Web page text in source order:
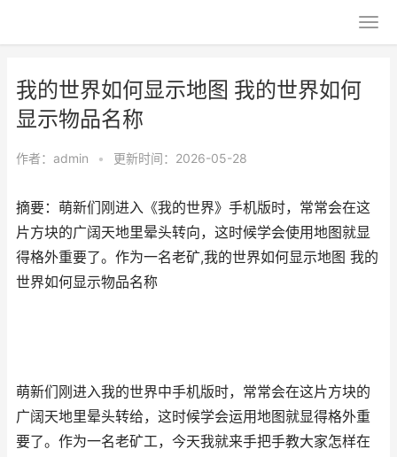
我的世界如何显示地图 我的世界如何
显示物品名称
作者： admin • 更新时间：2026-05-28
摘要：萌新们刚进入《我的世界》手机版时，常常会在这
片方块的广阔天地里晕头转向，这时候学会使用地图就显
得格外重要了。作为一名老矿,我的世界如何显示地图 我的
世界如何显示物品名称
萌新们刚进入我的世界中手机版时，常常会在这片方块的
广阔天地里晕头转给，这时候学会运用地图就显得格外重
要了。作为一名老矿工，今天我就来手把手教大家怎样在